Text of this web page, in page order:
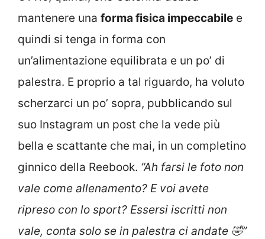
mantenere una forma fisica impeccabile e
quindi si tenga in forma con
un’alimentazione equilibrata e un po’ di
palestra. E proprio a tal riguardo, ha voluto
scherzarci un po’ sopra, pubblicando sul
suo Instagram un post che la vede più
bella e scattante che mai, in un completino
ginnico della Reebook. “Ah farsi le foto non
vale come allenamento? E voi avete
ripreso con lo sport? Essersi iscritti non
vale, conta solo se in palestra ci andate 🤣”